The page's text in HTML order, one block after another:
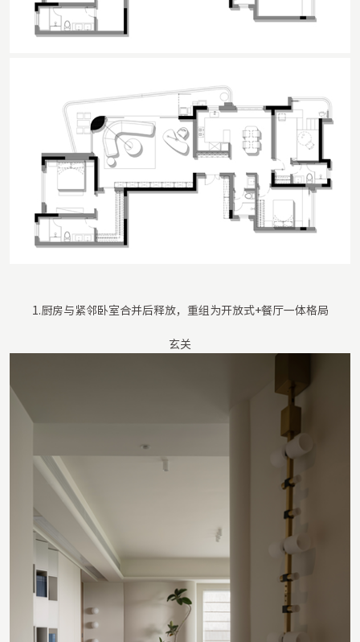
1.厨房与紧邻卧室合并后释放，重组为开放式+餐厅一体格局
玄关